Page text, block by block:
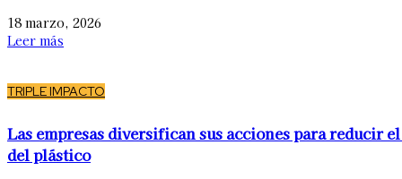
18 marzo, 2026
Leer más
TRIPLE IMPACTO
Las empresas diversifican sus acciones para reducir
del plástico